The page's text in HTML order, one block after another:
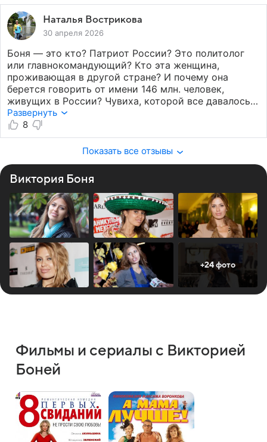
Наталья Вострикова
30 апреля 2026
Боня — это кто? Патриот России? Это политолог
или главнокомандующий? Кто эта женщина,
проживающая в другой стране? И почему она
берется говорить от имени 146 млн. человек,
живущих в России? Чувиха, которой все давалось
легко и беззаботно, или все заботы сводятся к тому,
что подтянуть и кого натянуть.
Развернуть
8
Показать все отзывы
Виктория Боня
+24 фото
Фильмы и сериалы с Викторией
Боней